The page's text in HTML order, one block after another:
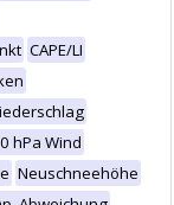
CAPE/LI
hPa Wind
Neuschneehöhe